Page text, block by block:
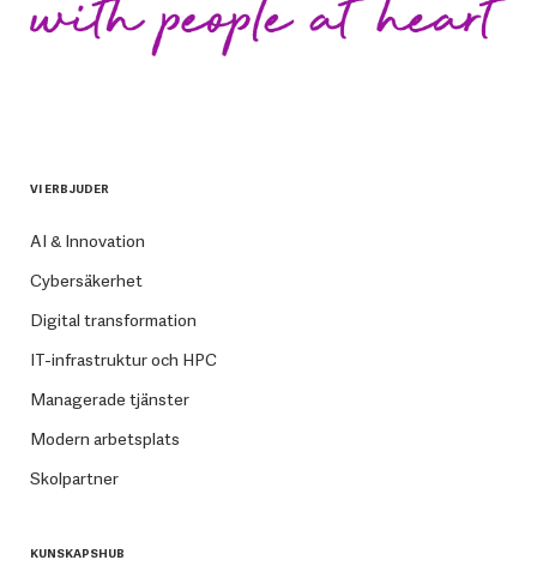
VI ERBJUDER
AI & Innovation
Cybersäkerhet
Digital transformation
IT-infrastruktur och HPC
Managerade tjänster
Modern arbetsplats
Skolpartner
KUNSKAPSHUB